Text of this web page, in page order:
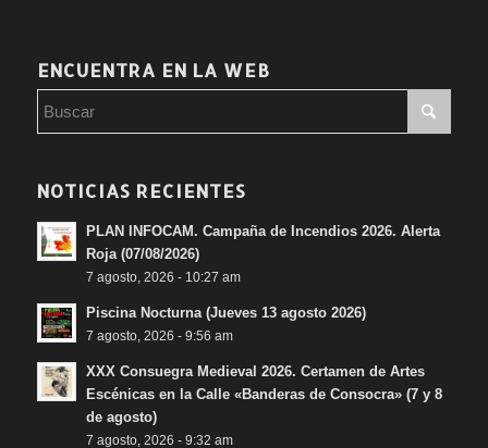
ENCUENTRA EN LA WEB
NOTICIAS RECIENTES
PLAN INFOCAM. Campaña de Incendios 2026. Alerta
Roja (07/08/2026)
7 agosto, 2026 - 10:27 am
Piscina Nocturna (Jueves 13 agosto 2026)
7 agosto, 2026 - 9:56 am
XXX Consuegra Medieval 2026. Certamen de Artes
Escénicas en la Calle «Banderas de Consocra» (7 y 8
de agosto)
7 agosto, 2026 - 9:32 am